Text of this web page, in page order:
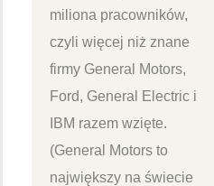
miliona pracowników,
czyli więcej niż znane
firmy General Motors,
Ford, General Electric i
IBM razem wzięte.
(General Motors to
największy na świecie